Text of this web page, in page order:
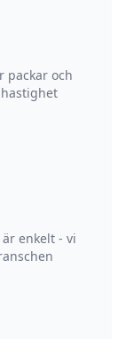
packar och
enkelt - vi